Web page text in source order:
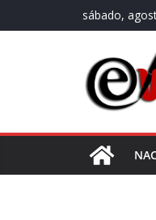
al
sábado,